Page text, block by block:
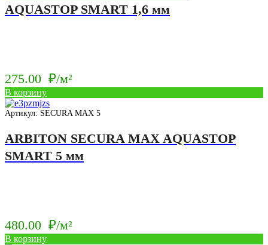
AQUASTOP SMART 1,6 мм
275.00 ₽/м²
В корзину
Артикул: SECURA MAX 5
ARBITON SECURA MAX AQUASTOP
SMART 5 мм
480.00 ₽/м²
В корзину